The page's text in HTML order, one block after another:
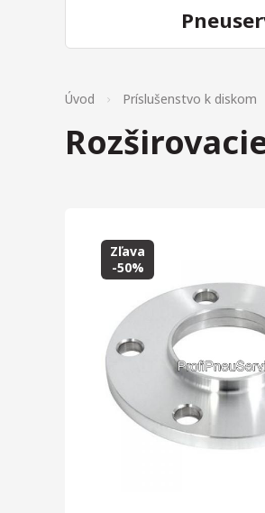
Úvod Príslušenstvo k diskom
Zľava
-50%